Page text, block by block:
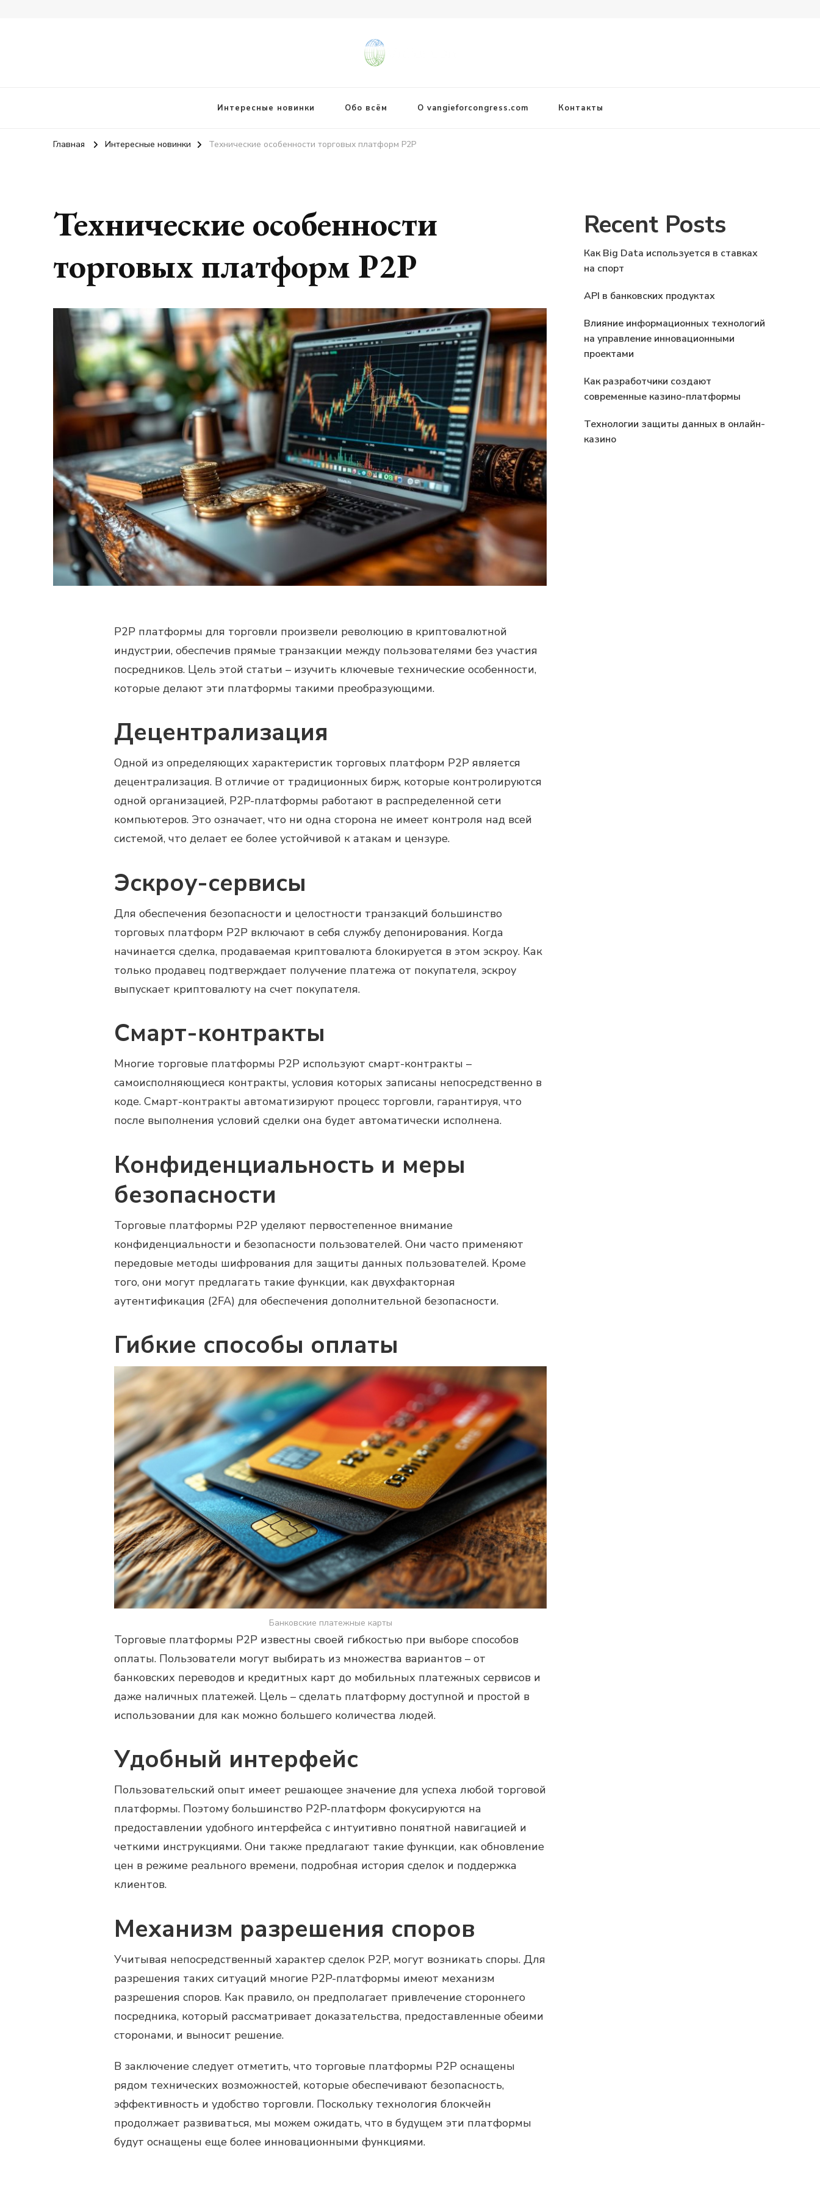
Интересные новинки Обо всём О vangieforcongress.com Контакты
Главная Интересные новинки Технические особенности торговых платформ P2P
Технические особенности
торговых платформ P2P
P2P платформы для торговли произвели революцию в криптовалютной
индустрии, обеспечив прямые транзакции между пользователями без участия
посредников. Цель этой статьи – изучить ключевые технические особенности,
которые делают эти платформы такими преобразующими.
Децентрализация
Одной из определяющих характеристик торговых платформ P2P является
децентрализация. В отличие от традиционных бирж, которые контролируются
одной организацией, P2P-платформы работают в распределенной сети
компьютеров. Это означает, что ни одна сторона не имеет контроля над всей
системой, что делает ее более устойчивой к атакам и цензуре.
Эскроу-сервисы
Для обеспечения безопасности и целостности транзакций большинство
торговых платформ P2P включают в себя службу депонирования. Когда
начинается сделка, продаваемая криптовалюта блокируется в этом эскроу. Как
только продавец подтверждает получение платежа от покупателя, эскроу
выпускает криптовалюту на счет покупателя.
Смарт-контракты
Многие торговые платформы P2P используют смарт-контракты –
самоисполняющиеся контракты, условия которых записаны непосредственно в
коде. Смарт-контракты автоматизируют процесс торговли, гарантируя, что
после выполнения условий сделки она будет автоматически исполнена.
Конфиденциальность и меры
безопасности
Торговые платформы P2P уделяют первостепенное внимание
конфиденциальности и безопасности пользователей. Они часто применяют
передовые методы шифрования для защиты данных пользователей. Кроме
того, они могут предлагать такие функции, как двухфакторная
аутентификация (2FA) для обеспечения дополнительной безопасности.
Гибкие способы оплаты
Банковские платежные карты
Торговые платформы P2P известны своей гибкостью при выборе способов
оплаты. Пользователи могут выбирать из множества вариантов – от
банковских переводов и кредитных карт до мобильных платежных сервисов и
даже наличных платежей. Цель – сделать платформу доступной и простой в
использовании для как можно большего количества людей.
Удобный интерфейс
Пользовательский опыт имеет решающее значение для успеха любой торговой
платформы. Поэтому большинство P2P-платформ фокусируются на
предоставлении удобного интерфейса с интуитивно понятной навигацией и
четкими инструкциями. Они также предлагают такие функции, как обновление
цен в режиме реального времени, подробная история сделок и поддержка
клиентов.
Механизм разрешения споров
Учитывая непосредственный характер сделок P2P, могут возникать споры. Для
разрешения таких ситуаций многие P2P-платформы имеют механизм
разрешения споров. Как правило, он предполагает привлечение стороннего
посредника, который рассматривает доказательства, предоставленные обеими
сторонами, и выносит решение.
В заключение следует отметить, что торговые платформы P2P оснащены
рядом технических возможностей, которые обеспечивают безопасность,
эффективность и удобство торговли. Поскольку технология блокчейн
продолжает развиваться, мы можем ожидать, что в будущем эти платформы
будут оснащены еще более инновационными функциями.
Recent Posts
Как Big Data используется в ставках
на спорт
API в банковских продуктах
Влияние информационных технологий
на управление инновационными
проектами
Как разработчики создают
современные казино-платформы
Технологии защиты данных в онлайн-
казино